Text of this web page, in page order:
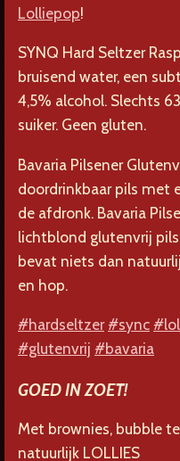
Lolliepop!
SYNQ Hard Seltzer
bruisend water, een
4,5% alcohol. Slechts
suiker. Geen gluten.
Bavaria Pilsener
doordrinkbaar pils met
de afdronk. Bavaria
lichtblond glutenvrij
bevat niets dan
en hop.
#hardseltzer #sync
#glutenvrij #bavaria
GOED IN ZOET!
Met brownies, bubble
natuurlijk LOLLIES